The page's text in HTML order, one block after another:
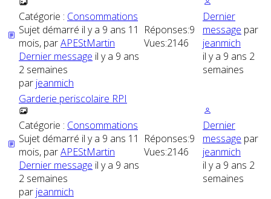
Catégorie : Consommations
Sujet démarré il y a 9 ans 11
mois, parAPEStMartin
Dernier message il y a 9 ans
2 semaines
par jeanmich
Réponses:9
Vues:2146
Dernier
message par
jeanmich
il y a 9 ans 2
semaines
Garderie periscolaire RPI
Catégorie : Consommations
Sujet démarré il y a 9 ans 11
mois, parAPEStMartin
Dernier message il y a 9 ans
2 semaines
par jeanmich
Réponses:9
Vues:2146
Dernier
message par
jeanmich
il y a 9 ans 2
semaines